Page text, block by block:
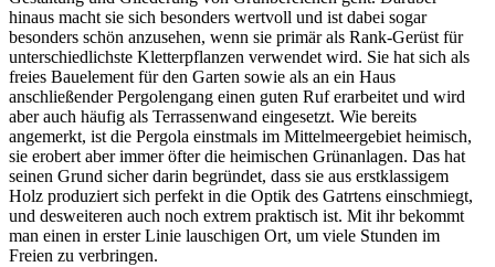
hinaus macht sie sich besonders wertvoll und ist dabei sogar
besonders schön anzusehen, wenn sie primär als Rank-Gerüst für
unterschiedlichste Kletterpflanzen verwendet wird. Sie hat sich als
freies Bauelement für den Garten sowie als an ein Haus
anschließender Pergolengang einen guten Ruf erarbeitet und wird
aber auch häufig als Terrassenwand eingesetzt. Wie bereits
angemerkt, ist die Pergola einstmals im Mittelmeergebiet heimisch,
sie erobert aber immer öfter die heimischen Grünanlagen. Das hat
seinen Grund sicher darin begründet, dass sie aus erstklassigem
Holz produziert sich perfekt in die Optik des Gatrtens einschmiegt,
und desweiteren auch noch extrem praktisch ist. Mit ihr bekommt
man einen in erster Linie lauschigen Ort, um viele Stunden im
Freien zu verbringen.